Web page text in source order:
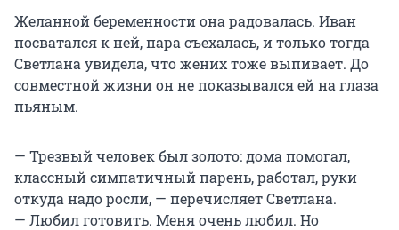
Желанной беременности она радовалась. Иван
посватался к ней, пара съехалась, и только тогда
Светлана увидела, что жених тоже выпивает. До
совместной жизни он не показывался ей на глаза
пьяным.
— Трезвый человек был золото: дома помогал,
классный симпатичный парень, работал, руки
откуда надо росли, — перечисляет Светлана.
— Любил готовить. Меня очень любил. Но